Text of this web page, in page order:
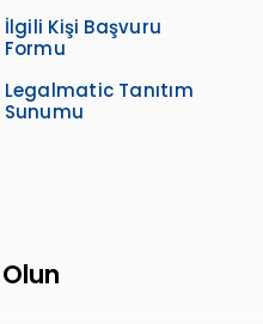
İlgili Kişi Başvuru
Formu
Legalmatic Tanıtım
Sunumu